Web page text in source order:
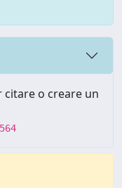
o creare un